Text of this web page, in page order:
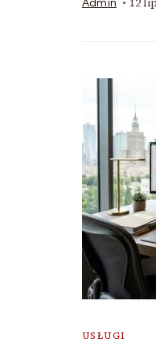
Admin
USŁUGI